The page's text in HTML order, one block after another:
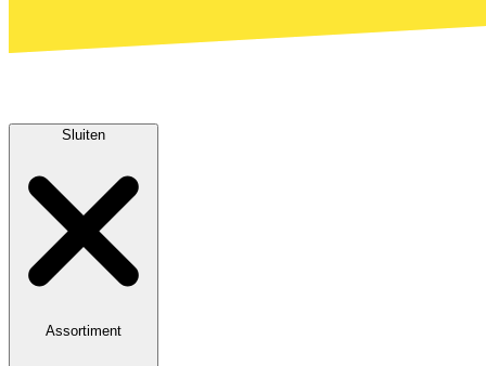
Sluiten
Assortiment